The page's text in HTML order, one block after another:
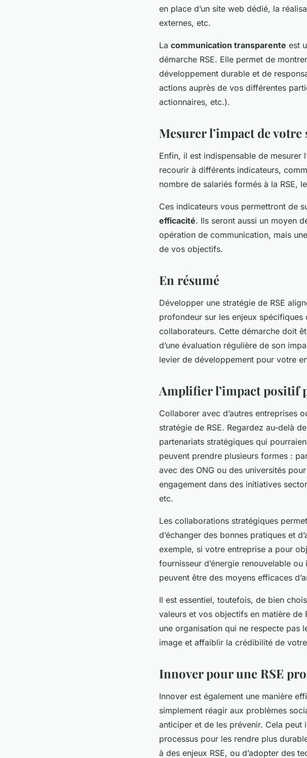
en place d’un site web dédié, la
externes, etc.
La communication transparente est
démarche RSE. Elle permet de
développement durable et de
actions auprès de vos différentes
actionnaires, etc.).
Mesurer l’impact de votre
Enfin, il est indispensable de mesurer
recourir à différents indicateurs,
nombre de salariés formés à la RSE,
Ces indicateurs vous permettront de
efficacité. Ils seront aussi un moyen
opération de communication, mais
de vos objectifs.
En résumé
Développer une stratégie de RSE
profondeur sur les enjeux spécifiques
collaborateurs. Cette démarche doit
d’une évaluation régulière de son
levier de développement pour votre
Amplifier l’impact positif
Collaborer avec d’autres entreprises
stratégie de RSE. Regardez au-delà
partenariats stratégiques qui
peuvent prendre plusieurs formes :
avec des ONG ou des universités
engagement dans des initiatives
etc.
Les collaborations stratégiques
d’échanger des bonnes pratiques et
exemple, si votre entreprise a pour
fournisseur d’énergie renouvelable
peuvent être des moyens efficaces
Il est essentiel, toutefois, de bien
valeurs et vos objectifs en matière de
une organisation qui ne respecte pas
image et affaiblir la crédibilité de
Innover pour une RSE
Innover est également une manière
simplement réagir aux problèmes
anticiper et de les prévenir. Cela
processus pour les rendre plus
à des enjeux RSE, ou d’adopter des